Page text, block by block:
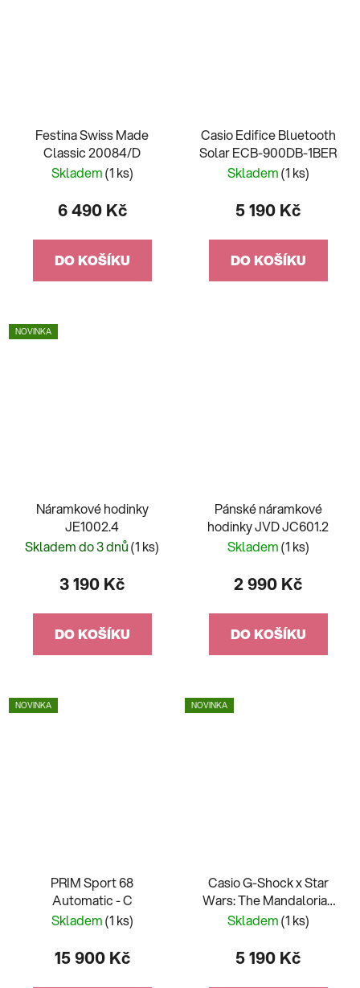
Festina Swiss Made
Classic 20084/D
Skladem(1 ks)
6 490 Kč
DO KOŠÍKU
Casio Edifice Bluetooth
Solar ECB-900DB-1BER
Skladem(1 ks)
5 190 Kč
DO KOŠÍKU
NOVINKA
Náramkové hodinky
JE1002.4
Skladem do 3 dnů(1 ks)
3 190 Kč
DO KOŠÍKU
Pánské náramkové
hodinky JVD JC601.2
Skladem(1 ks)
2 990 Kč
DO KOŠÍKU
NOVINKA
PRIM Sport 68
Automatic - C
Skladem(1 ks)
15 900 Kč
NOVINKA
Casio G-Shock x Star
Wars: The Mandalorian
and Grogu GM-2100-
Skladem(1 ks)
5 190 Kč